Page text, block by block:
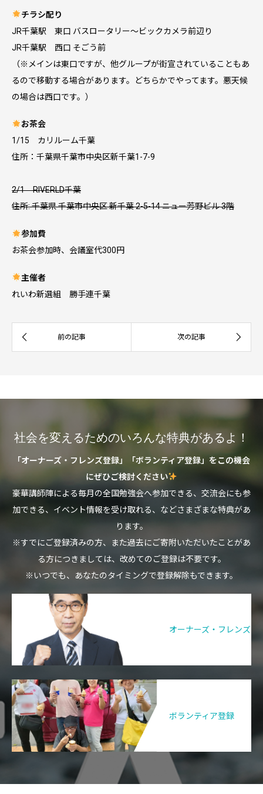
チラシ配り
JR千葉駅 東口 バスロータリー～ビックカメラ前辺り
JR千葉駅 西口 そごう前
（※メインは東口ですが、他グループが街宣されていることもあ
るので移動する場合があります。どちらかでやってます。悪天候
の場合は西口です。）
お茶会
1/15 カリルーム千葉
住所：千葉県千葉市中央区新千葉1-7-9
2/1 RIVERLD千葉
住所: 千葉県 千葉市中央区 新千葉 2-5-14 ニュー芳野ビル 3階
参加費
お茶会参加時、会議室代300円
主催者
れいわ新選組 勝手連千葉
社会を変えるためのいろんな特典があるよ！
「オーナーズ・フレンズ登録」「ボランティア登録」をこの機会
にぜひご検討ください
豪華講師陣による毎月の全国勉強会へ参加できる、交流会にも参
加できる、イベント情報を受け取れる、などさまざまな特典があ
ります。
※すでにご登録済みの方、また過去にご寄附いただいたことがあ
る方につきましては、改めてのご登録は不要です。
※いつでも、あなたのタイミングで登録解除もできます。
オーナーズ・フレンズ
ボランティア登録